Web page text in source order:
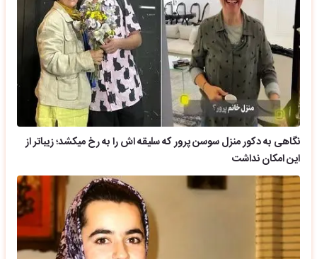
نگاهی به دکور منزل سوسن پرور که سلیقه اش را به رخ میکشد؛ زیباتر از
این امکان نداشت